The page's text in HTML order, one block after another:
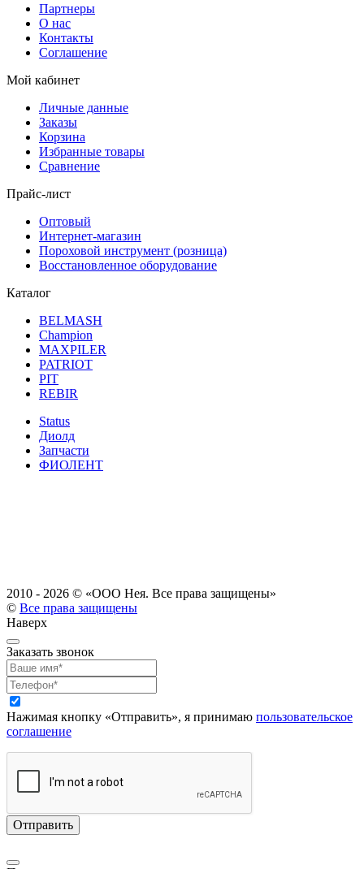
Партнеры
О нас
Контакты
Соглашение
Мой кабинет
Личные данные
Заказы
Корзина
Избранные товары
Сравнение
Прайс-лист
Оптовый
Интернет-магазин
Пороховой инструмент (розница)
Восстановленное оборудование
Каталог
BELMASH
Champion
MAXPILER
PATRIOT
PIT
REBIR
Status
Диолд
Запчасти
ФИОЛЕНТ
2010 - 2026 © «ООО Нея. Все права защищены»
© Все права защищены
Наверх
Заказать звонок
Нажимая кнопку «Отправить», я принимаю пользовательское
соглашение